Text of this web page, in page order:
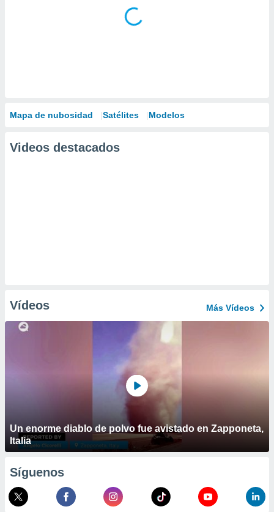
Mapa de nubosidad Satélites Modelos
Videos destacados
Vídeos Más Vídeos
Un enorme diablo de polvo fue avistado en Zapponeta,
Italia
Síguenos